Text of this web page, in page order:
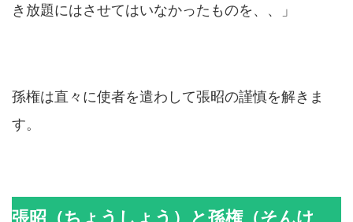
き放題にはさせてはいなかったものを、、」
孫権は直々に使者を遣わして張昭の謹慎を解きま
す。
張昭（ちょうしょう）と孫権（そんけ